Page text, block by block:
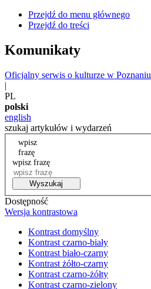
Przejdź do menu głównego
Przejdź do treści
Komunikaty
Oficjalny serwis o kulturze w Poznaniu
|
PL
polski
english
szukaj artykułów i wydarzeń
wpisz
frazę
wpisz frazę
Wyszukaj
Dostępność
Wersja kontrastowa
Kontrast domyślny
Kontrast czarno-biały
Kontrast biało-czarny
Kontrast żółto-czarny
Kontrast czarno-żółty
Kontrast czarno-zielony